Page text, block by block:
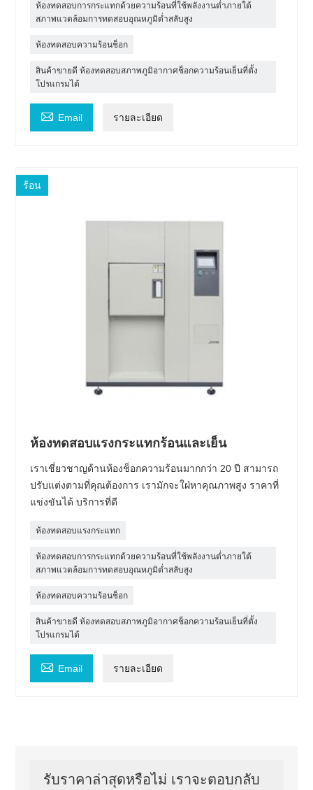
ห้องทดสอบการกระแทกด้วยความร้อนที่ใช้พลังงานต่ำภายใต้
สภาพแวดล้อมการทดสอบอุณหภูมิต่ำสลับสูง
ห้องทดสอบความร้อนช็อก
สินค้าขายดี ห้องทดสอบสภาพภูมิอากาศช็อกความร้อนเย็นที่ตั้ง
โปรแกรมได้
 Email รายละเอียด
ร้อน
ห้องทดสอบแรงกระแทกร้อนและเย็น
เราเชี่ยวชาญด้านห้องช็อกความร้อนมากกว่า 20 ปี สามารถ
ปรับแต่งตามที่คุณต้องการ เรามักจะใฝ่หาคุณภาพสูง ราคาที่
แข่งขันได้ บริการที่ดี
ห้องทดสอบแรงกระแทก
ห้องทดสอบการกระแทกด้วยความร้อนที่ใช้พลังงานต่ำภายใต้
สภาพแวดล้อมการทดสอบอุณหภูมิต่ำสลับสูง
ห้องทดสอบความร้อนช็อก
สินค้าขายดี ห้องทดสอบสภาพภูมิอากาศช็อกความร้อนเย็นที่ตั้ง
โปรแกรมได้
 Email รายละเอียด
รับราคาล่าสุดหรือไม่ เราจะตอบกลับ